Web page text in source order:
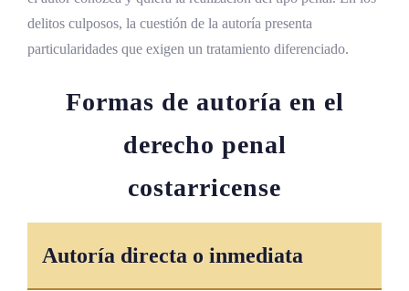
delitos culposos, la cuestión de la autoría presenta
particularidades que exigen un tratamiento diferenciado.
Formas de autoría en el
derecho penal
costarricense
Autoría directa o inmediata